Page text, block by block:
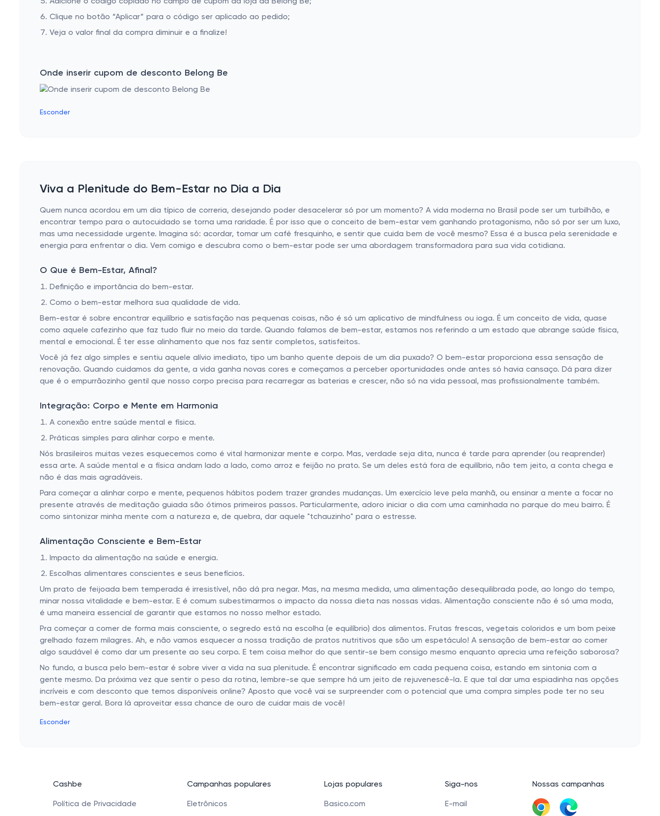
Clique no botão “Aplicar” para o código ser aplicado ao pedido;
Veja o valor final da compra diminuir e a finalize!
Onde inserir cupom de desconto Belong Be
Esconder
Viva a Plenitude do Bem-Estar no Dia a Dia
Quem nunca acordou em um dia típico de correria, desejando poder desacelerar só por um momento? A vida moderna no Brasil pode ser um turbilhão, e
encontrar tempo para o autocuidado se torna uma raridade. É por isso que o conceito de bem-estar vem ganhando protagonismo, não só por ser um luxo,
mas uma necessidade urgente. Imagina só: acordar, tomar um café fresquinho, e sentir que cuida bem de você mesmo? Essa é a busca pela serenidade e
energia para enfrentar o dia. Vem comigo e descubra como o bem-estar pode ser uma abordagem transformadora para sua vida cotidiana.
O Que é Bem-Estar, Afinal?
Definição e importância do bem-estar.
Como o bem-estar melhora sua qualidade de vida.
Bem-estar é sobre encontrar equilíbrio e satisfação nas pequenas coisas, não é só um aplicativo de mindfulness ou ioga. É um conceito de vida, quase
como aquele cafezinho que faz tudo fluir no meio da tarde. Quando falamos de bem-estar, estamos nos referindo a um estado que abrange saúde física,
mental e emocional. É ter esse alinhamento que nos faz sentir completos, satisfeitos.
Você já fez algo simples e sentiu aquele alívio imediato, tipo um banho quente depois de um dia puxado? O bem-estar proporciona essa sensação de
renovação. Quando cuidamos da gente, a vida ganha novas cores e começamos a perceber oportunidades onde antes só havia cansaço. Dá para dizer
que é o empurrãozinho gentil que nosso corpo precisa para recarregar as baterias e crescer, não só na vida pessoal, mas profissionalmente também.
Integração: Corpo e Mente em Harmonia
A conexão entre saúde mental e física.
Práticas simples para alinhar corpo e mente.
Nós brasileiros muitas vezes esquecemos como é vital harmonizar mente e corpo. Mas, verdade seja dita, nunca é tarde para aprender (ou reaprender)
essa arte. A saúde mental e a física andam lado a lado, como arroz e feijão no prato. Se um deles está fora de equilíbrio, não tem jeito, a conta chega e
não é das mais agradáveis.
Para começar a alinhar corpo e mente, pequenos hábitos podem trazer grandes mudanças. Um exercício leve pela manhã, ou ensinar a mente a focar no
presente através de meditação guiada são ótimos primeiros passos. Particularmente, adoro iniciar o dia com uma caminhada no parque do meu bairro. É
como sintonizar minha mente com a natureza e, de quebra, dar aquele "tchauzinho" para o estresse.
Alimentação Consciente e Bem-Estar
Impacto da alimentação na saúde e energia.
Escolhas alimentares conscientes e seus benefícios.
Um prato de feijoada bem temperada é irresistível, não dá pra negar. Mas, na mesma medida, uma alimentação desequilibrada pode, ao longo do tempo,
minar nossa vitalidade e bem-estar. E é comum subestimarmos o impacto da nossa dieta nas nossas vidas. Alimentação consciente não é só uma moda,
é uma maneira essencial de garantir que estamos no nosso melhor estado.
Pra começar a comer de forma mais consciente, o segredo está na escolha (e equilíbrio) dos alimentos. Frutas frescas, vegetais coloridos e um bom peixe
grelhado fazem milagres. Ah, e não vamos esquecer a nossa tradição de pratos nutritivos que são um espetáculo! A sensação de bem-estar ao comer
algo saudável é como dar um presente ao seu corpo. E tem coisa melhor do que sentir-se bem consigo mesmo enquanto aprecia uma refeição saborosa?
No fundo, a busca pelo bem-estar é sobre viver a vida na sua plenitude. É encontrar significado em cada pequena coisa, estando em sintonia com a
gente mesmo. Da próxima vez que sentir o peso da rotina, lembre-se que sempre há um jeito de rejuvenescê-la. E que tal dar uma espiadinha nas opções
incríveis e com desconto que temos disponíveis online? Aposto que você vai se surpreender com o potencial que uma compra simples pode ter no seu
bem-estar geral. Bora lá aproveitar essa chance de ouro de cuidar mais de você!
Esconder
Cashbe
Política de Privacidade
Campanhas populares
Eletrônicos
Lojas populares
Basico.com
Siga-nos
E-mail
Nossas campanhas